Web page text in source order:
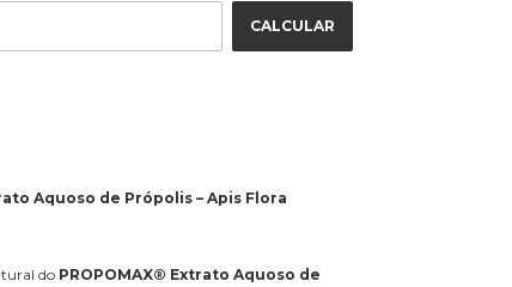
CALCULAR
Aquoso de Própolis – Apis Flora
do PROPOMAX® Extrato Aquoso de